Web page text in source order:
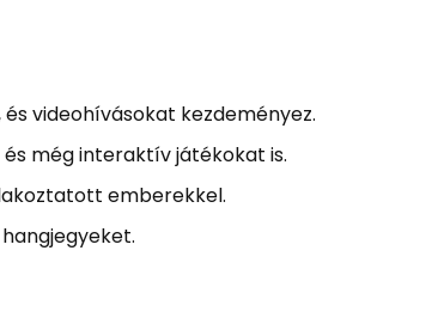
videohívásokat kezdeményez.
még interaktív játékokat is.
emberekkel.